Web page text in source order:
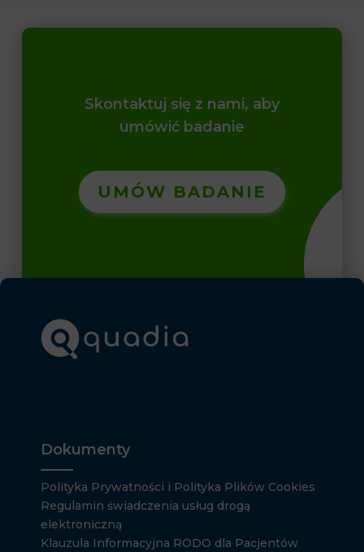
Skontaktuj się z nami, aby
umówić badanie
UMÓW BADANIE
Dokumenty
Polityka Prywatności i Polityka Plików Cookies
Regulamin świadczenia usług drogą
elektroniczną
Klauzula Informacyjna RODO dla Pacjentów